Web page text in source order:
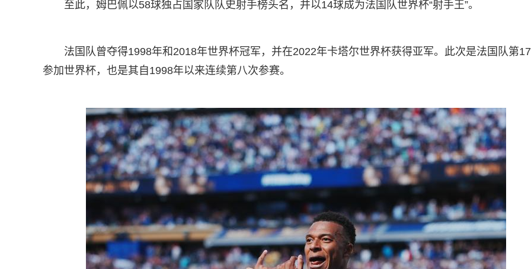
至此，姆巴佩以58球独占国家队队史射手榜头名，并以14球成为法国队世界杯“射手王”。
法国队曾夺得1998年和2018年世界杯冠军，并在2022年卡塔尔世界杯获得亚军。此次是法国队第
参加世界杯，也是其自1998年以来连续第八次参赛。